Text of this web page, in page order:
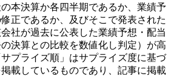
本決算か各四半期であるか、業績予
正であるか、及びそこで発表された
社が過去に公表した業績予想・配当
決算との比較を数値化し判定）が高
プライズ順」はサプライズ度に基づ
載しているものであり、記事に掲載